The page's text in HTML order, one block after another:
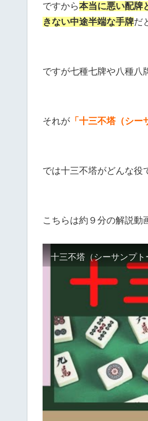
ですから本当に悪い配牌
きない中途半端な手牌だ
ですが七種七牌や八種八
それが 「十三不塔（シー
では十三不塔がどんな役
こちらは約９分の解説動
十三不塔（シーサンプ